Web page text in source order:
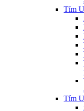
Tím
Tím